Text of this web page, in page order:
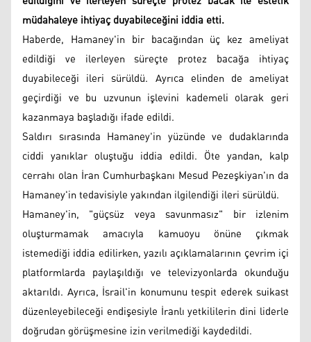
müdahaleye ihtiyaç duyabileceğini iddia etti.
Haberde, Hamaney'in bir bacağından üç kez ameliyat
edildiği ve ilerleyen süreçte protez bacağa ihtiyaç
duyabileceği ileri sürüldü. Ayrıca elinden de ameliyat
geçirdiği ve bu uzvunun işlevini kademeli olarak geri
kazanmaya başladığı ifade edildi.
Saldırı sırasında Hamaney'in yüzünde ve dudaklarında
ciddi yanıklar oluştuğu iddia edildi. Öte yandan, kalp
cerrahı olan İran Cumhurbaşkanı Mesud Pezeşkiyan'ın da
Hamaney'in tedavisiyle yakından ilgilendiği ileri sürüldü.
Hamaney'in, "güçsüz veya savunmasız" bir izlenim
oluşturmamak amacıyla kamuoyu önüne çıkmak
istemediği iddia edilirken, yazılı açıklamalarının çevrim içi
platformlarda paylaşıldığı ve televizyonlarda okunduğu
aktarıldı. Ayrıca, İsrail'in konumunu tespit ederek suikast
düzenleyebileceği endişesiyle İranlı yetkililerin dini liderle
doğrudan görüşmesine izin verilmediği kaydedildi.